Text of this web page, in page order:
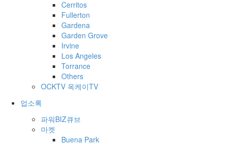
Cerritos
Fullerton
Gardena
Garden Grove
Irvine
Los Angeles
Torrance
Others
OCKTV 옥케이TV
업소록
파워BIZ큐브
마켓
Buena Park